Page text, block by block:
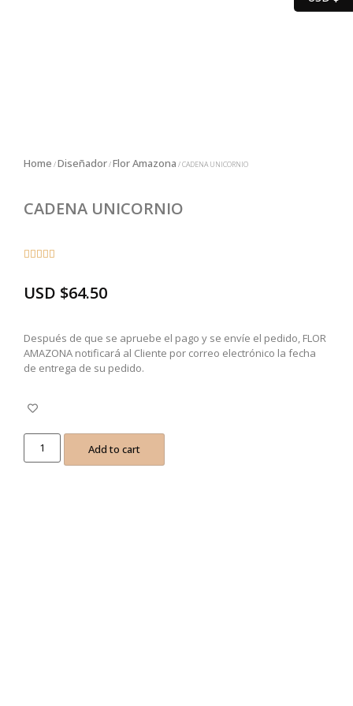
Home /Diseñador/Flor Amazona / CADENA UNICORNIO
CADENA UNICORNIO
    
USD $64.50
Después de que se apruebe el pago y se envíe el pedido, FLOR
AMAZONA notificará al Cliente por correo electrónico la fecha
de entrega de su pedido.
Add to cart